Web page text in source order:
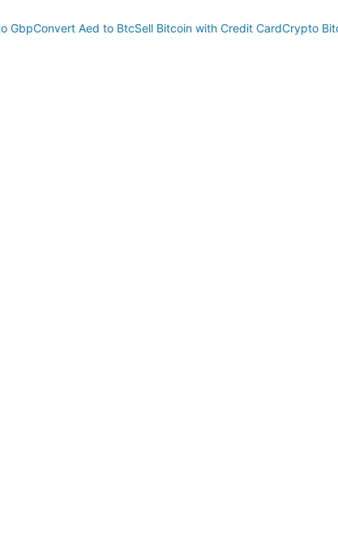
GbpConvert Aed to BtcSell Bitcoin with Credit CardCrypto